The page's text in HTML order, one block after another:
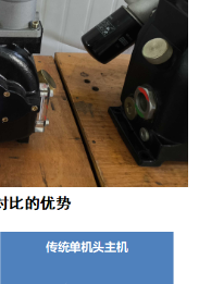
微信二维码